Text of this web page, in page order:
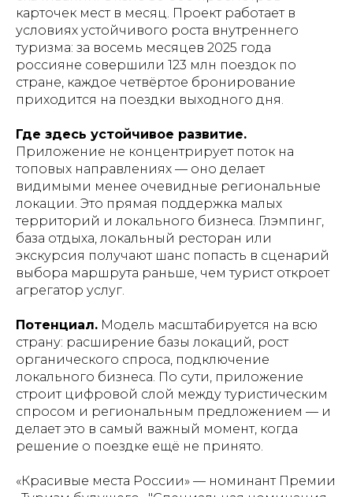
карточек мест в месяц. Проект работает в
условиях устойчивого роста внутреннего
туризма: за восемь месяцев 2025 года
россияне совершили 123 млн поездок по
стране, каждое четвёртое бронирование
приходится на поездки выходного дня.
Где здесь устойчивое развитие.
Приложение не концентрирует поток на
топовых направлениях — оно делает
видимыми менее очевидные региональные
локации. Это прямая поддержка малых
территорий и локального бизнеса. Глэмпинг,
база отдыха, локальный ресторан или
экскурсия получают шанс попасть в сценарий
выбора маршрута раньше, чем турист откроет
агрегатор услуг.
Потенциал. Модель масштабируется на всю
страну: расширение базы локаций, рост
органического спроса, подключение
локального бизнеса. По сути, приложение
строит цифровой слой между туристическим
спросом и региональным предложением — и
делает это в самый важный момент, когда
решение о поездке ещё не принято.
«Красивые места России» — номинант Премии